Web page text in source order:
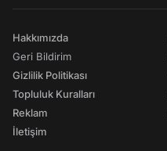
Hakkımızda
Geri Bildirim
Gizlilik Politikası
Topluluk Kuralları
Reklam
İletişim